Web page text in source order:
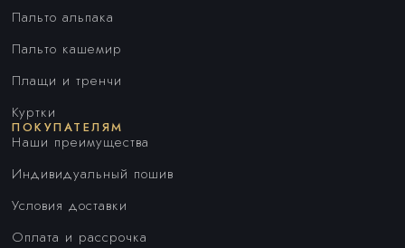
Пальто альпака
Пальто кашемир
Плащи и тренчи
Куртки
ПОКУПАТЕЛЯМ
Наши преимущества
Индивидуальный пошив
Условия доставки
Оплата и рассрочка